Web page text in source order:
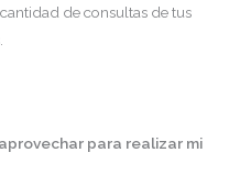
de consultas de tus
para realizar mi